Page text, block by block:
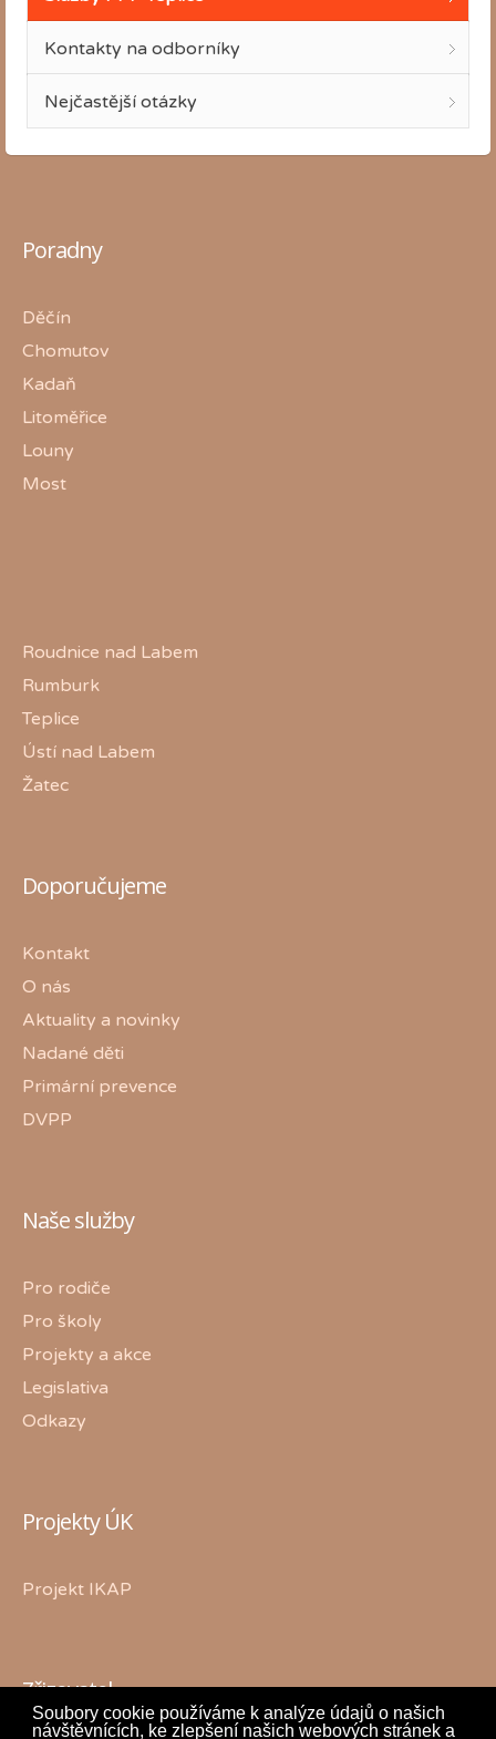
Soubory cookie používáme k analýze údajů o našich
návštěvnících, ke zlepšení našich webových stránek a
Kontakty na odborníky
Nejčastější otázky
Poradny
Děčín
Chomutov
Kadaň
Litoměřice
Louny
Most
Roudnice nad Labem
Rumburk
Teplice
Ústí nad Labem
Žatec
Doporučujeme
Kontakt
O nás
Aktuality a novinky
Nadané děti
Primární prevence
DVPP
Naše služby
Pro rodiče
Pro školy
Projekty a akce
Legislativa
Odkazy
Projekty ÚK
Projekt IKAP
Zřizovatel